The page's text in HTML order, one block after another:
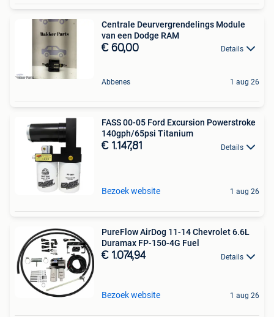
Centrale Deurvergrendelings Module
van een Dodge RAM
€ 60,00 Details
Abbenes 1 aug 26
FASS 00-05 Ford Excursion Powerstroke
140gph/65psi Titanium
€ 1.147,81 Details
Bezoek website 1 aug 26
PureFlow AirDog 11-14 Chevrolet 6.6L
Duramax FP-150-4G Fuel
€ 1.074,94 Details
Bezoek website 1 aug 26